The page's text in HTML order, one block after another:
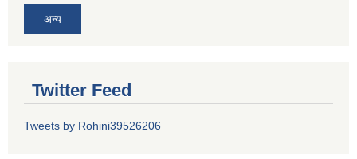
अन्य
Twitter Feed
Tweets by Rohini39526206